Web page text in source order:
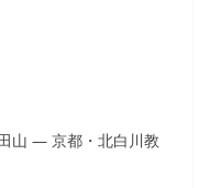
山 ― 京都・北白川教